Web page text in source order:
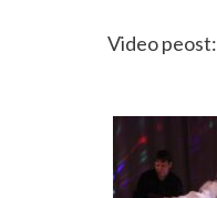
Video peost: